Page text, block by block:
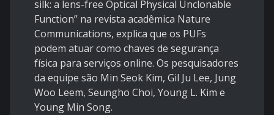
silk: a lens-free Optical Physical Unclonable
Function” na revista acadêmica Nature
Communications, explica que os PUFs
podem atuar como chaves de segurança
física para serviços online. Os pesquisadores
da equipe são Min Seok Kim, Gil Ju Lee, Jung
Woo Leem, Seungho Choi, Young L. Kim e
Young Min Song.